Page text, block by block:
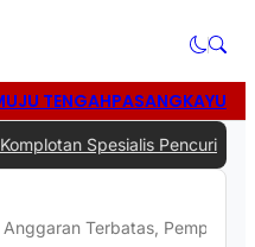
TENGAHPASANGKAYU
Pencurian di Rumah
Anggaran Terbatas, Pemprov